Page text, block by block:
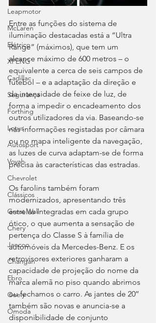
Leapmotor
McLaren
Elétrico
XPENG
Cadillac
Segurança
Forthing
Lotus
Autosport
Voyah
Chevrolet
Clássicos
Great Wall
Chery
Jaecoo
Changan
Ebro
Geely
Omoda
Entre as funções do sistema de
iluminação destacadas está a “Ultra
Range” (máximos), que tem um
alcance máximo de 600 metros – o
equivalente a cerca de seis campos de
futebol – e a adaptação da direção e
da intensidade de feixe de luz, de
forma a impedir o encadeamento dos
outros utilizadores da via. Baseando-se
nas informações registadas por câmara
ou no mapa inteligente da navegação,
as luzes de curva adaptam-se de forma
precisa às características das estradas.
Os farolins também foram
modernizados, apresentando três
estrelas integradas em cada grupo
ótico, o que aumenta a sensação de
pertença do Classe S à família de
automóveis da Mercedes-Benz. E os
retrovisores exteriores ganharam a
capacidade de projeção do nome da
marca alemã no piso quando abrimos
ou fechamos o carro. As jantes de 20’’
também são novas e anuncia-se a
disponibilidade de conjunto